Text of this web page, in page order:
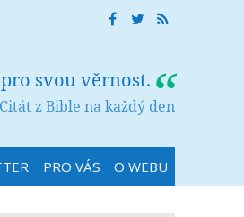
svou věrnost.
Citát z Bible na každý den
PRO VÁS O WEBU